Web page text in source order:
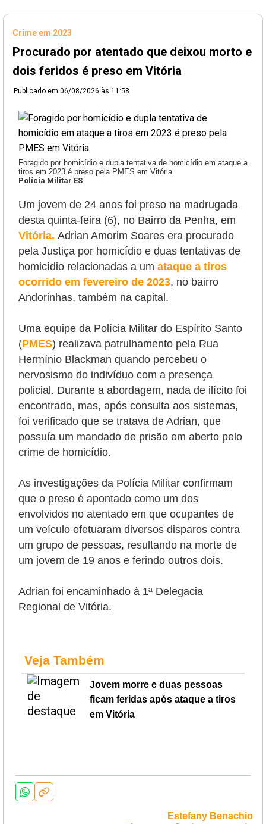
Crime em 2023
Procurado por atentado que deixou morto e
dois feridos é preso em Vitória
Publicado em 06/08/2026 às 11:58
Foragido por homicídio e dupla tentativa de homicídio em ataque a
tiros em 2023 é preso pela PMES em Vitória
Polícia Militar ES
Um jovem de 24 anos foi preso na madrugada
desta quinta-feira (6), no Bairro da Penha, em
Vitória. Adrian Amorim Soares era procurado
pela Justiça por homicídio e duas tentativas de
homicídio relacionadas a um ataque a tiros
ocorrido em fevereiro de 2023, no bairro
Andorinhas, também na capital.
Uma equipe da Polícia Militar do Espírito Santo
(PMES) realizava patrulhamento pela Rua
Hermínio Blackman quando percebeu o
nervosismo do indivíduo com a presença
policial. Durante a abordagem, nada de ilícito foi
encontrado, mas, após consulta aos sistemas,
foi verificado que se tratava de Adrian, que
possuía um mandado de prisão em aberto pelo
crime de homicídio.
As investigações da Polícia Militar confirmam
que o preso é apontado como um dos
envolvidos no atentado em que ocupantes de
um veículo efetuaram diversos disparos contra
um grupo de pessoas, resultando na morte de
um jovem de 19 anos e ferindo outros dois.
Adrian foi encaminhado à 1ª Delegacia
Regional de Vitória.
Veja Também
Jovem morre e duas pessoas
ficam feridas após ataque a tiros
em Vitória
Estefany Benachio